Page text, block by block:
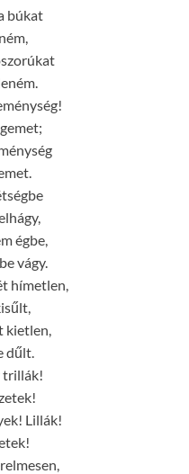
búkat
égbe,
vágy.
hímetlen,
kietlen,
dűlt.
trillák!
Lillák!